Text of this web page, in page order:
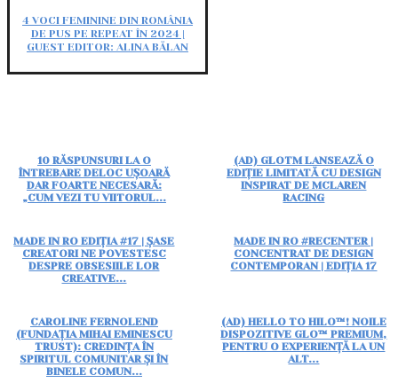
4 VOCI FEMININE DIN ROMÂNIA
DE PUS PE REPEAT ÎN 2024 |
GUEST EDITOR: ALINA BĂLAN
10 RĂSPUNSURI LA O
ÎNTREBARE DELOC UȘOARĂ
DAR FOARTE NECESARĂ:
„CUM VEZI TU VIITORUL...
(AD) GLOTM LANSEAZĂ O
EDIȚIE LIMITATĂ CU DESIGN
INSPIRAT DE MCLAREN
RACING
MADE IN RO EDIȚIA #17 | ȘASE
CREATORI NE POVESTESC
DESPRE OBSESIILE LOR
CREATIVE...
MADE IN RO #RECENTER |
CONCENTRAT DE DESIGN
CONTEMPORAN | EDIȚIA 17
CAROLINE FERNOLEND
(FUNDAȚIA MIHAI EMINESCU
TRUST): CREDINȚA ÎN
SPIRITUL COMUNITAR ȘI ÎN
BINELE COMUN...
(AD) HELLO TO HILO™! NOILE
DISPOZITIVE GLO™ PREMIUM,
PENTRU O EXPERIENȚĂ LA UN
ALT...